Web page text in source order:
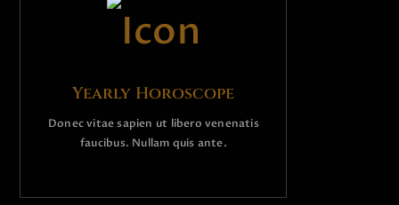
Yearly Horoscope
Donec vitae sapien ut libero venenatis
faucibus. Nullam quis ante.